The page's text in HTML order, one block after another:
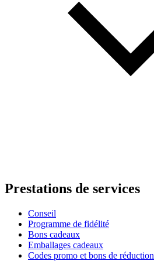
Prestations de services
Conseil
Programme de fidélité
Bons cadeaux
Emballages cadeaux
Codes promo et bons de réduction